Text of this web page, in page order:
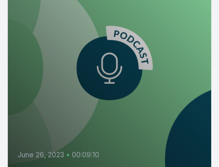
June 26, 2023 • 00:09:10